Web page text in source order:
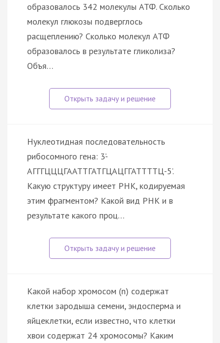
образовалось 342 молекулы АТФ. Сколько
молекул глюкозы подверглось
расщеплению? Сколько молекул АТФ
образовалось в результате гликолиза?
Объя…
Нуклеотидная последовательность
рибосомного гена: 3’-
АГГГЦЦЦГААТТГАТГЦАЦГГАТТТТЦ-5’.
Какую структуру имеет РНК, кодируемая
этим фрагментом? Какой вид РНК и в
результате какого проц…
Какой набор хромосом (n) содержат
клетки зародыша семени, эндосперма и
яйцеклетки, если известно, что клетки
хвои содержат 24 хромосомы? Каким